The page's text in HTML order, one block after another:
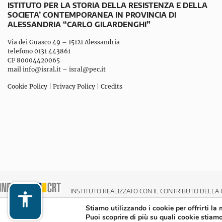
ISTITUTO PER LA STORIA DELLA RESISTENZA E DELLA
SOCIETA’ CONTEMPORANEA IN PROVINCIA DI
ALESSANDRIA “CARLO GILARDENGHI”
Via dei Guasco 49 – 15121 Alessandria
telefono 0131 443861
CF 80004420065
mail info@isral.it – isral@pec.it
Cookie Policy Privacy Policy Credits
INSTITUTO REALIZZATO CON IL CONTRIBUTO
Stiamo utilizzando i cookie per offrirti la
Puoi scoprire di più su quali cookie